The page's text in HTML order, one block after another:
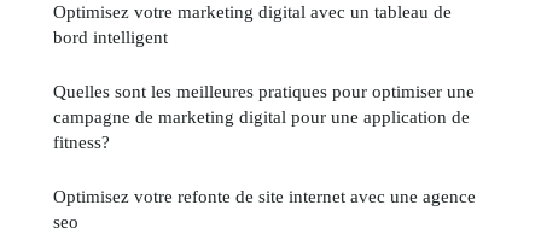
Optimisez votre marketing digital avec un tableau de
bord intelligent
Quelles sont les meilleures pratiques pour optimiser une
campagne de marketing digital pour une application de
fitness?
Optimisez votre refonte de site internet avec une agence
seo